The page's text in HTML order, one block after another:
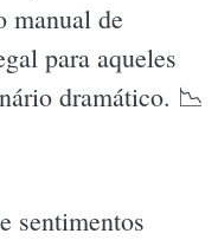
manual de
para aqueles
dramático. 📉
sentimentos